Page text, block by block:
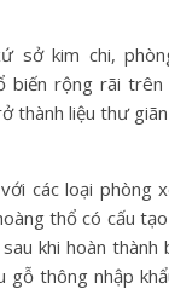
sở kim chi,
biến rộng rãi
thành liệu thư
các loại phòng
thổ có cấu
khi hoàn thành
gỗ thông nhập